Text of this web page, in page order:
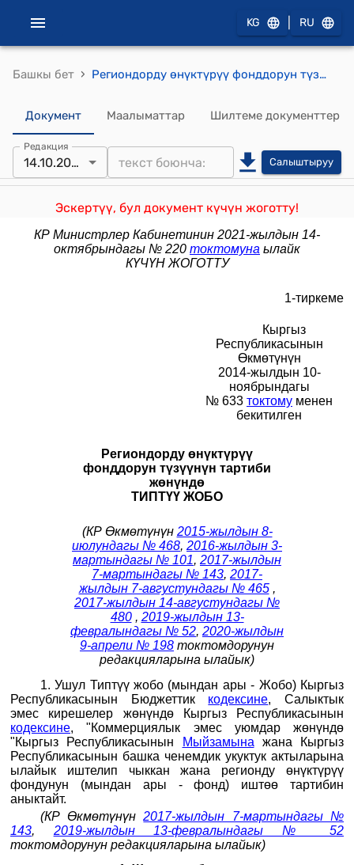
KG RU
Башкы бет › Региондорду өнүктүрүү фонддорун түзүүнүн тартиби жөнүндө типтүү жобо (Кыргыз Республикасынын Өкмөтүнүн 2014-жылдын 10-ноябрындагы № 633 токтому менен бекитилген) жобо
Документ Маалыматтар Шилтеме документтер
Редакция
14.10.2021 Салыштыруу
Эскертүү, бул документ күчүн жоготту!